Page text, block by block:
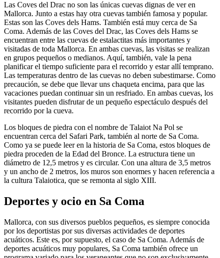
Las Coves del Drac no son las únicas cuevas dignas de ver en
Mallorca. Junto a estas hay otra cuevas también famosa y popular.
Estas son las Coves dels Hams. También está muy cerca de Sa
Coma. Además de las Coves del Drac, las Coves dels Hams se
encuentran entre las cuevas de estalactitas más importantes y
visitadas de toda Mallorca. En ambas cuevas, las visitas se realizan
en grupos pequeños o medianos. Aquí, también, vale la pena
planificar el tiempo suficiente para el recorrido y estar allí temprano.
Las temperaturas dentro de las cuevas no deben subestimarse. Como
precaución, se debe que llevar uns chaqueta encima, para que las
vacaciones puedan continuar sin un resfriado. En ambas cuevas, los
visitantes pueden disfrutar de un pequeño espectáculo después del
recorrido por la cueva.
Los bloques de piedra con el nombre de Talaiot Na Pol se
encuentran cerca del Safari Park, también al norte de Sa Coma.
Como ya se puede leer en la historia de Sa Coma, estos bloques de
piedra proceden de la Edad del Bronce. La estructura tiene un
diámetro de 12,5 metros y es circular. Con una altura de 3,5 metros
y un ancho de 2 metros, los muros son enormes y hacen referencia a
la cultura Talaiotica, que se remonta al siglo XIII.
Deportes y ocio en Sa Coma
Mallorca, con sus diversos pueblos pequeños, es siempre conocida
por los deportistas por sus diversas actividades de deportes
acuáticos. Este es, por supuesto, el caso de Sa Coma. Además de
deportes acuáticos muy populares, Sa Coma también ofrece un